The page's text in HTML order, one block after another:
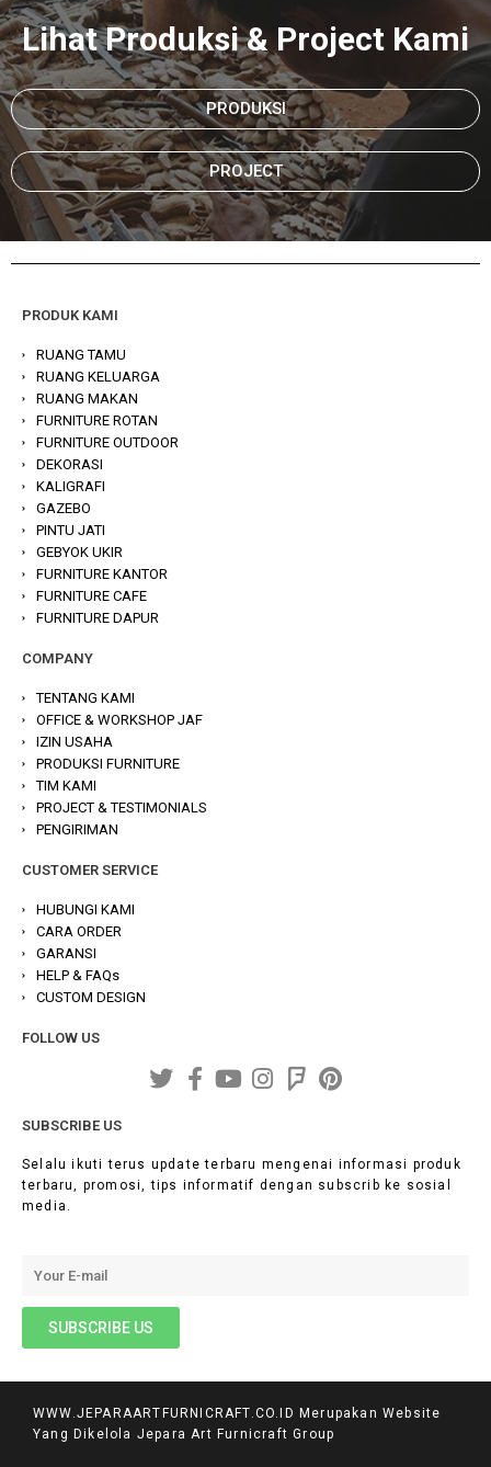
Lihat Produksi & Project Kami
PRODUKSI
PROJECT
PRODUK KAMI
RUANG TAMU
RUANG KELUARGA
RUANG MAKAN
FURNITURE ROTAN
FURNITURE OUTDOOR
DEKORASI
KALIGRAFI
GAZEBO
PINTU JATI
GEBYOK UKIR
FURNITURE KANTOR
FURNITURE CAFE
FURNITURE DAPUR
COMPANY
TENTANG KAMI
OFFICE & WORKSHOP JAF
IZIN USAHA
PRODUKSI FURNITURE
TIM KAMI
PROJECT & TESTIMONIALS
PENGIRIMAN
CUSTOMER SERVICE
HUBUNGI KAMI
CARA ORDER
GARANSI
HELP & FAQs
CUSTOM DESIGN
FOLLOW US
SUBSCRIBE US
Selalu ikuti terus update terbaru mengenai informasi produk
terbaru, promosi, tips informatif dengan subscrib ke sosial
media.
WWW.JEPARAARTFURNICRAFT.CO.ID Merupakan Website
Yang Dikelola Jepara Art Furnicraft Group